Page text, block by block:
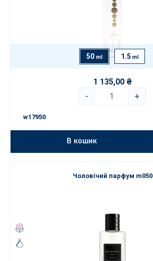
50 ml 1.5 ml
1 135,00 ₴
-
+
w17950
В кошик
Чоловічий парфум m050